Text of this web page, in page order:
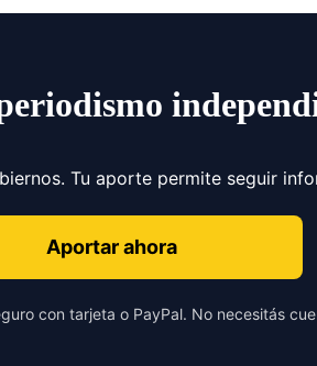
Tu aporte permite seguir
Aportar ahora
con tarjeta o PayPal. No necesitás